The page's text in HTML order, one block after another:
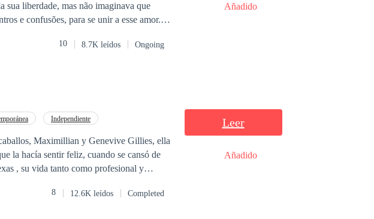
sua liberdade, mas não imaginava que
e confusões, para se unir a esse amor.
questão de honra para ele. Mas Mariana
10 8.7K leídos Ongoing
Añadido
Independiente
Maximillian y Genevive Gillies, ella
la hacía sentir feliz, cuando se cansó de
, su vida tanto como profesional y
vencida porque pensó que no lo vería
8 12.6K leídos Completed
Leer
Añadido